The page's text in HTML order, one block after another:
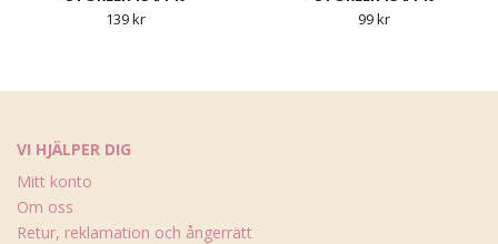
139 kr
99 kr
VI HJÄLPER DIG
Mitt konto
Om oss
Retur, reklamation och ångerrätt